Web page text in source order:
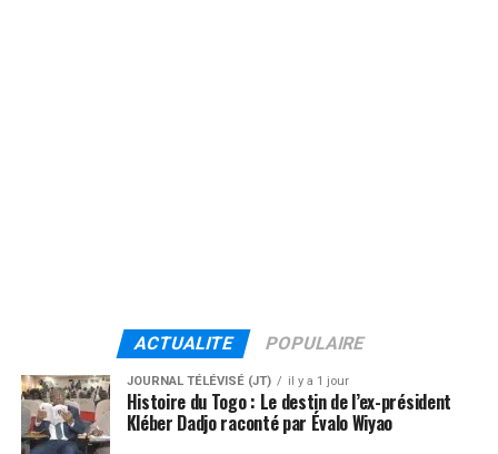
ACTUALITE POPULAIRE
JOURNAL TÉLÉVISÉ (JT) il y a 1 jour
Histoire du Togo : Le destin de l’ex-président
Kléber Dadjo raconté par Évalo Wiyao